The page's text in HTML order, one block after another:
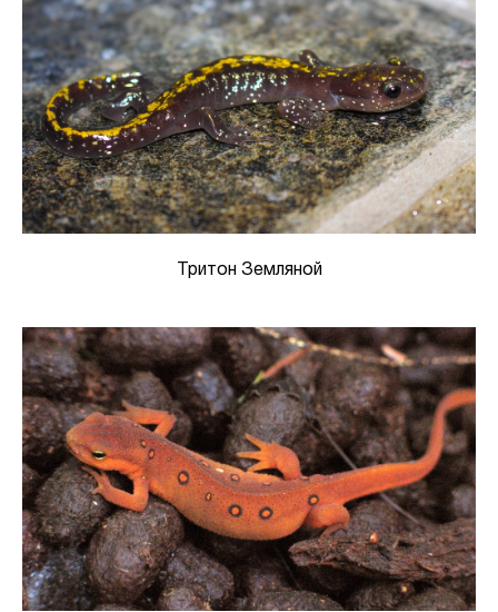
Тритон Земляной